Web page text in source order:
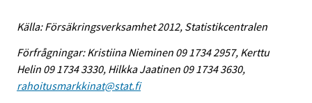
Källa: Försäkringsverksamhet 2012, Statistikcentralen
Förfrågningar: Kristiina Nieminen 09 1734 2957, Kerttu
Helin 09 1734 3330, Hilkka Jaatinen 09 1734 3630,
rahoitusmarkkinat@stat.fi